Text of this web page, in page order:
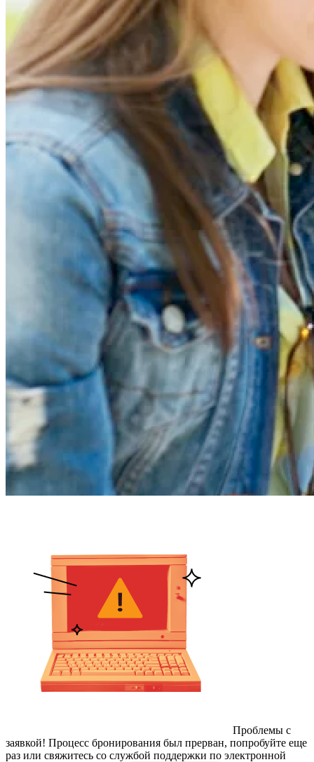
Проблемы с
заявкой! Процесс бронирования был прерван, попробуйте еще
раз или свяжитесь со службой поддержки по электронной